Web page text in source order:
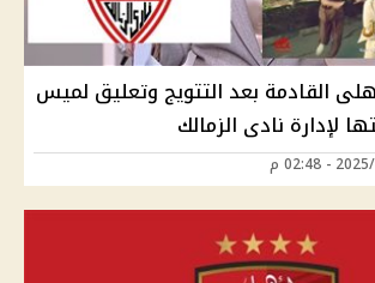
القادمة بعد التتويج وتعليق لميس
لإدارة نادى الزمالك